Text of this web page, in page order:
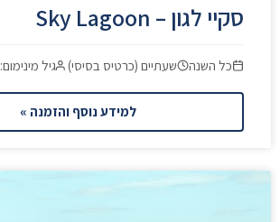
סקיי לגון – Sky Lagoon
כל השנה שעתיים (כרטיס בסיסי) גיל מינימום: 12
למידע נוסף והזמנה »